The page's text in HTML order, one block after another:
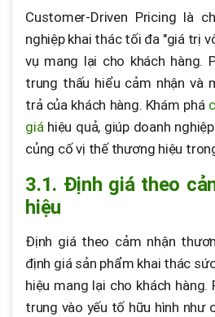
Customer-Driven Pricing là
nghiệp khai thác tối đa "giá trị
vụ mang lại cho khách hàng.
trung thấu hiểu cảm nhận và
trả của khách hàng. Khám phá
giáhiệu quả, giúp doanh
củng cố vị thế thương hiệu
3.1. Định giá theo
hiệu
Định giá theo cảm nhận
định giá sản phẩm khai thác
hiệu mang lại cho khách hàng.
trung vào yếu tố hữu hình như